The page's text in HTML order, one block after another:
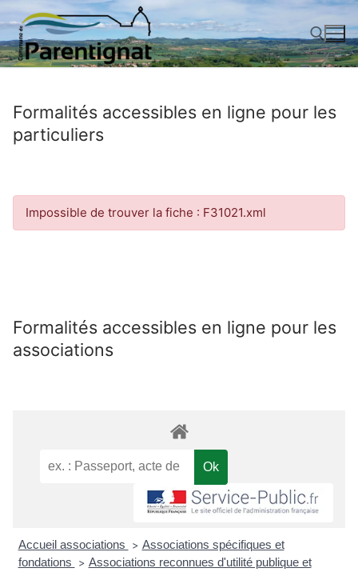
Aller
contenu
Formalités accessibles en ligne pour les
particuliers
Impossible de trouver la fiche : F31021.xml
Formalités accessibles en ligne pour les
associations
Accueil associations > Associations spécifiques et
fondations
> Associations reconnues d'utilité publique et